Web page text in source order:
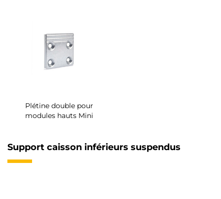
Plétine double pour
modules hauts Mini
Support caisson inférieurs suspendus